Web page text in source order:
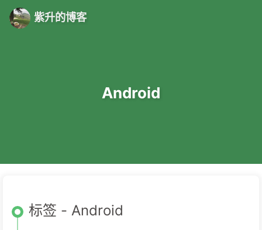
紫升的博客
Android
标签 - Android